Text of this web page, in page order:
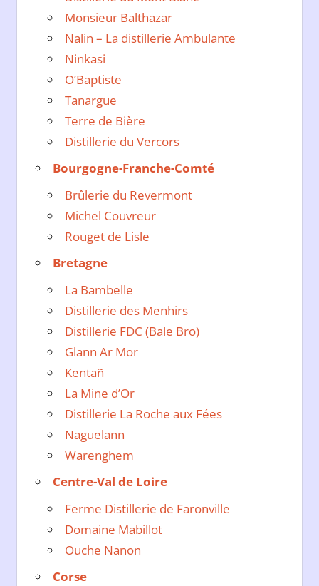
Monsieur Balthazar
Nalin – La distillerie Ambulante
Ninkasi
O’Baptiste
Tanargue
Terre de Bière
Distillerie du Vercors
Bourgogne-Franche-Comté
Brûlerie du Revermont
Michel Couvreur
Rouget de Lisle
Bretagne
La Bambelle
Distillerie des Menhirs
Distillerie FDC (Bale Bro)
Glann Ar Mor
Kentañ
La Mine d’Or
Distillerie La Roche aux Fées
Naguelann
Warenghem
Centre-Val de Loire
Ferme Distillerie de Faronville
Domaine Mabillot
Ouche Nanon
Corse